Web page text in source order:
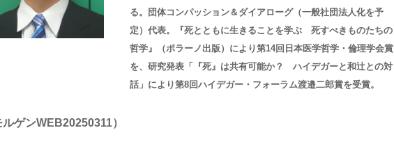
る。団体コンパッション＆ダイアローグ（一般社団法人化を予
定）代表。『死とともに生きることを学ぶ 死すべきものたちの
哲学』（ポラーノ出版）により第14回日本医学哲学・倫理学会賞
を、研究発表「『死』は共有可能か？ ハイデガーと和辻との対
話」により第8回ハイデガー・フォーラム渡邉二郎賞を受賞。
ゲンWEB20250311）